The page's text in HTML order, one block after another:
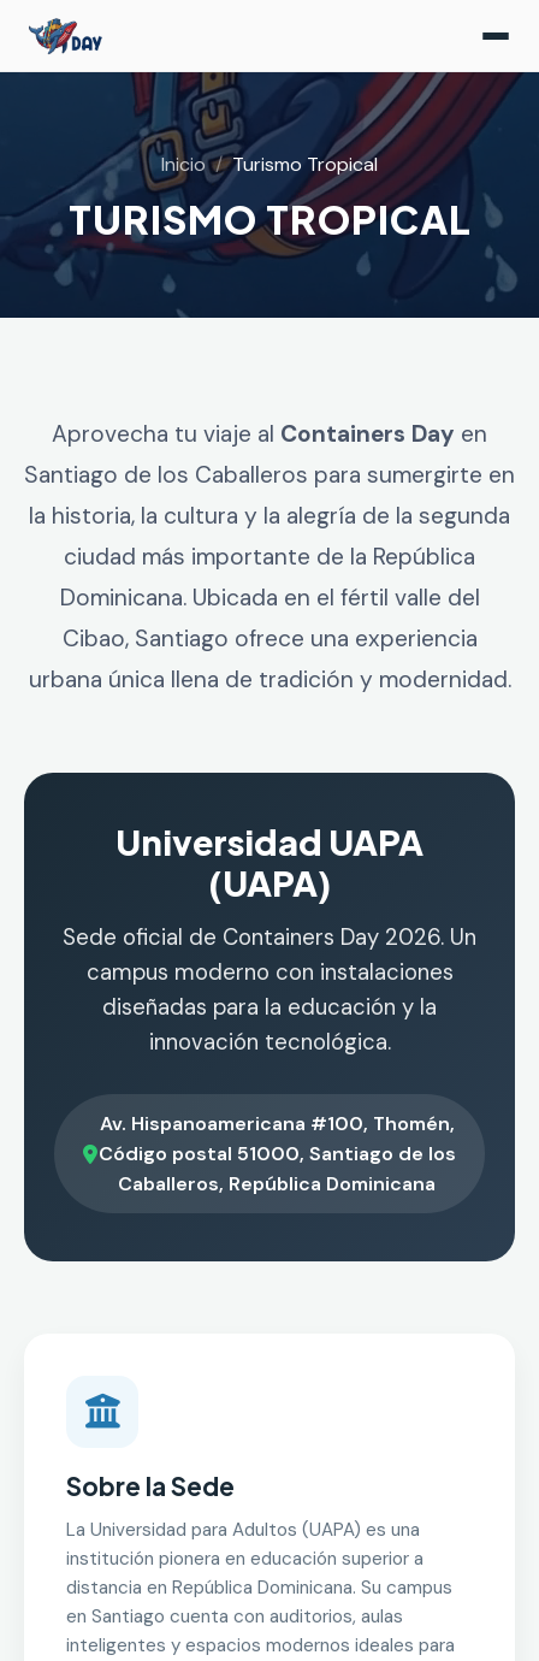
Inicio Turismo Tropical
TURISMO TROPICAL
Aprovecha tu viaje al Containers Day en
Santiago de los Caballeros para sumergirte en
la historia, la cultura y la alegría de la segunda
ciudad más importante de la República
Dominicana. Ubicada en el fértil valle del
Cibao, Santiago ofrece una experiencia
urbana única llena de tradición y modernidad.
Universidad UAPA
(UAPA)
Sede oficial de Containers Day 2026. Un
campus moderno con instalaciones
diseñadas para la educación y la
innovación tecnológica.
Av. Hispanoamericana #100, Thomén,
Código postal 51000, Santiago de los
Caballeros, República Dominicana
Sobre la Sede
La Universidad para Adultos (UAPA) es una
institución pionera en educación superior a
distancia en República Dominicana. Su campus
en Santiago cuenta con auditorios, aulas
inteligentes y espacios modernos ideales para